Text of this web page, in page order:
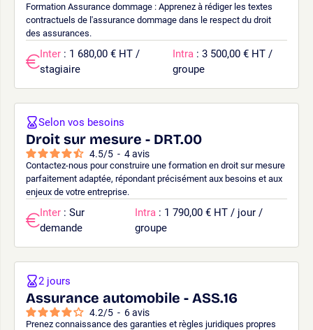
Formation Assurance dommage : Apprenez à rédiger les textes
contractuels de l'assurance dommage dans le respect du droit
des assurances.
Inter : 1 680,00 € HT /
stagiaire
Intra : 3 500,00 € HT /
groupe
Droit sur mesure - DRT.00
4.5/5 - 4avis
Contactez-nous pour construire une formation en droit sur mesure
parfaitement adaptée, répondant précisément aux besoins et aux
enjeux de votre entreprise.
Selon vos besoins
Inter : Sur
demande
Intra : 1 790,00 € HT / jour /
groupe
Assurance automobile - ASS.16
4.2/5 - 6avis
Prenez connaissance des garanties et règles juridiques propres
2 jours